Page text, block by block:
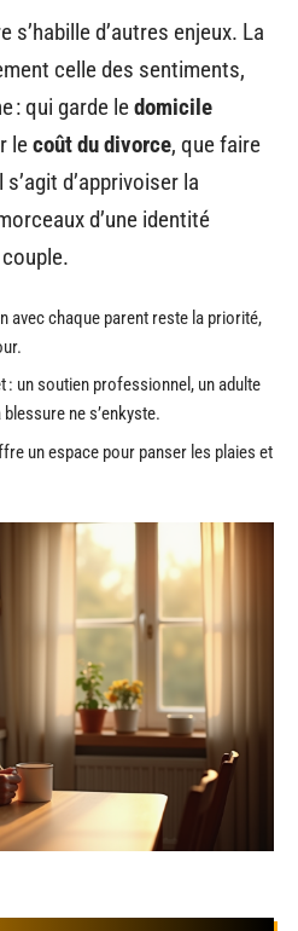
s’habille d’autres enjeux. La
celle des sentiments,
: qui garde ledomicile
lecoût du divorce, que faire
d’apprivoiser la
d’une identité
avec chaque parent reste la priorité,
: un soutien professionnel, un adulte
ne s’enkyste.
un espace pour panser les plaies et